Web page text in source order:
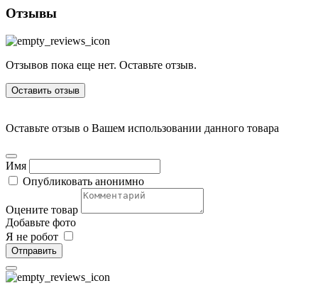
Отзывы
Отзывов пока еще нет. Оставьте отзыв.
Оставить отзыв
Оставьте отзыв о Вашем использовании данного товара
Имя
Опубликовать анонимно
Оцените товар
Добавьте фото
Я не робот
Отправить